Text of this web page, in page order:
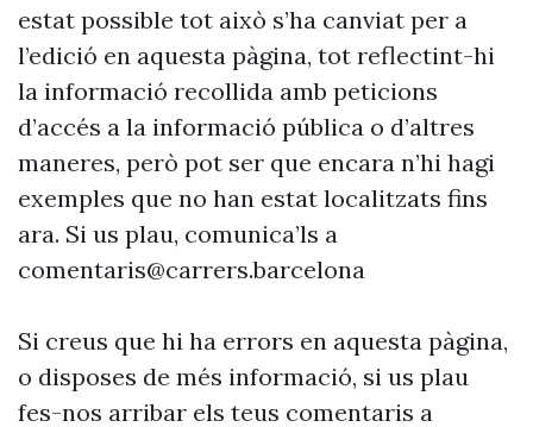
estat possible tot això s’ha canviat per a
l’edició en aquesta pàgina, tot reflectint-hi
la informació recollida amb peticions
d’accés a la informació pública o d’altres
maneres, però pot ser que encara n’hi hagi
exemples que no han estat localitzats fins
ara. Si us plau, comunica’ls a
comentaris@carrers.barcelona
Si creus que hi ha errors en aquesta pàgina,
o disposes de més informació, si us plau
fes-nos arribar els teus comentaris a